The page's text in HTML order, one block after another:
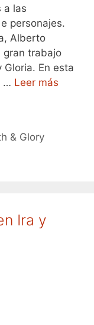
a las
personajes.
Alberto
gran trabajo
En esta
… Leer más
& Glory
Ira y